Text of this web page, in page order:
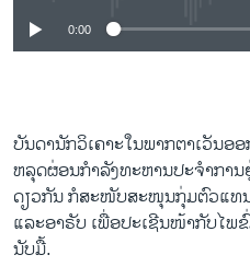
0:00
ບັນດານັກວິເຄາະໃນພາກຕາເວັນອ
ຫລຸດຜ່ອນກຳລັງທະຫານປະຈຳການ
ດຽວກັນ ກໍສະໜັບສະໜຸນກຸ່ມຕົວແທ
ແລະອາຣັບ ເພື່ອປະເຊີນໜ້າກັບໄພ
ນັບມື້.